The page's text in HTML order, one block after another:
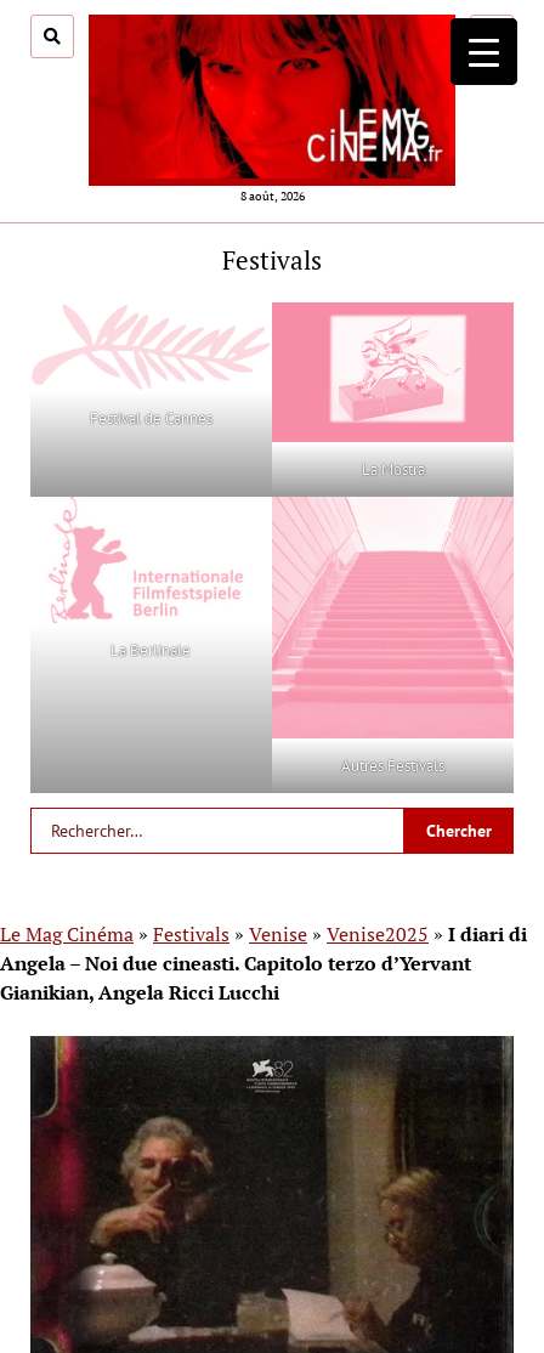
8 août, 2026
menu
Festivals
Festival de Cannes
La Mostra
La Berlinale
Autres Festivals
Le Mag Cinéma » Festivals » Venise » Venise2025 » I diari di
Angela – Noi due cineasti. Capitolo terzo d’Yervant
Gianikian, Angela Ricci Lucchi